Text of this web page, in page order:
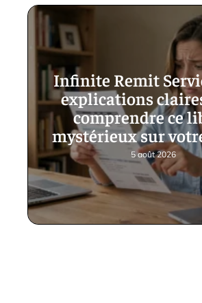
Infinite Remit
explications
comprendre ce
mystérieux sur
5 août 2026